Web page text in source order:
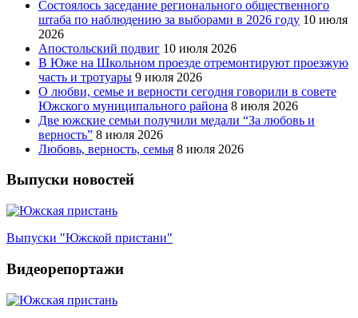
Состоялось заседание регионального общественного
штаба по наблюдению за выборами в 2026 году 10 июля
2026
Апостольский подвиг 10 июля 2026
В Юже на Школьном проезде отремонтируют проезжую
часть и тротуары 9 июля 2026
О любви, семье и верности сегодня говорили в совете
Южского муниципального района 8 июля 2026
Две южские семьи получили медали “За любовь и
верность” 8 июля 2026
Любовь, верность, семья 8 июля 2026
Выпуски новостей
Выпуски "Южской пристани"
Видеорепортажи